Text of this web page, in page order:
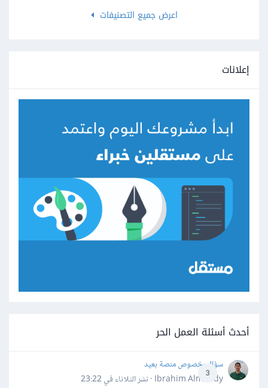
اعرض جميع التصنيفات
إعلانات
أحدث أسئلة العمل الحر
3
سؤال بخصوص منصة بعيد
Ibrahim Almahdy · نشر
الثلاثاء في 23:22